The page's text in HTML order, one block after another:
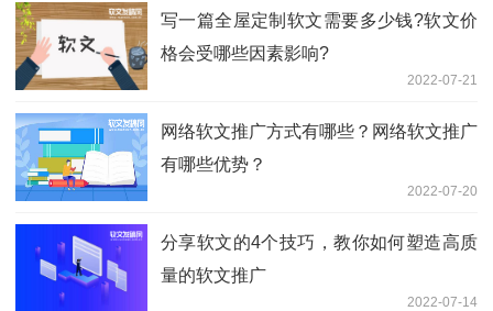
写一篇全屋定制软文需要多少钱?软文价
格会受哪些因素影响?
2022-07-21
网络软文推广方式有哪些？网络软文推广
有哪些优势？
2022-07-20
分享软文的4个技巧，教你如何塑造高质
量的软文推广
2022-07-14